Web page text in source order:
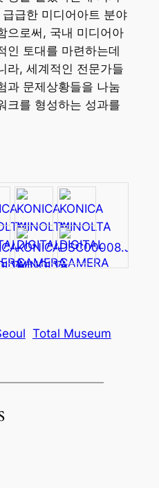
급한 미디어아트 분야
으로써, 국내 미디어아
인 토대를 마련하는데
라, 세계적인 전문가들
과 문제상황들을 나눔
크를 형성하는 성과를
Total Museum